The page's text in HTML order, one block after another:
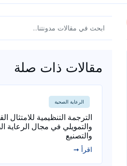
مقالات ذات صلة
الرعاية الصحية
الترجمة التنظيمية للامتثال
والتمويلي في مجال الرعاية
والتصنيع
اقرأ ➞